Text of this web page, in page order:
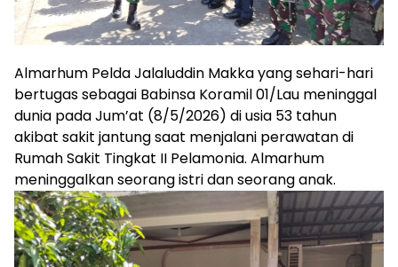
Almarhum Pelda Jalaluddin Makka yang sehari-hari
bertugas sebagai Babinsa Koramil 01/Lau meninggal
dunia pada Jum’at (8/5/2026) di usia 53 tahun
akibat sakit jantung saat menjalani perawatan di
Rumah Sakit Tingkat II Pelamonia. Almarhum
meninggalkan seorang istri dan seorang anak.